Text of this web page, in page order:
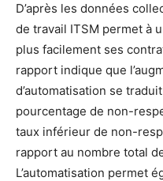
D’après les données
de travail ITSM permet à
plus facilement ses
rapport indique que
d’automatisation se
pourcentage de non-
taux inférieur de non-
rapport au nombre total
L’automatisation permet